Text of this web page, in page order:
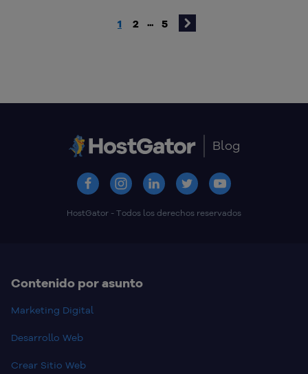
1 2 ... 5
Blog
HostGator - Todos los derechos reservados
Contenido por asunto
Marketing Digital
Desarrollo Web
Crear Sitio Web